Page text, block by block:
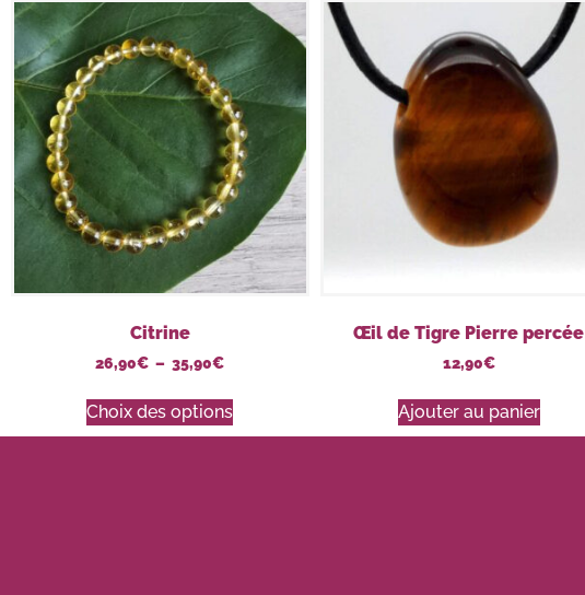
Citrine
26,90€ – 35,90€
Choix des options
Œil de Tigre Pierre percée
12,90€
Ajouter au panier